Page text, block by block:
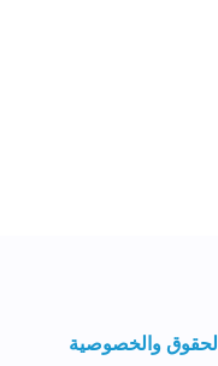
الحقوق والخصوصية